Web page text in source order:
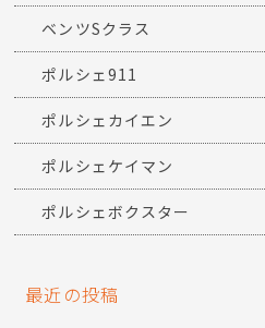
ベンツSクラス
ポルシェ911
ポルシェカイエン
ポルシェケイマン
ポルシェボクスター
最近の投稿